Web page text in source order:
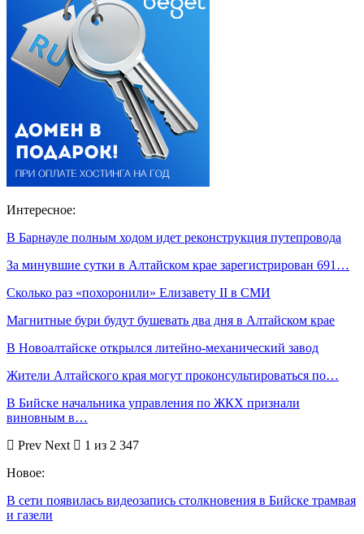
Интересное:
В Барнауле полным ходом идет реконструкция путепровода
За минувшие сутки в Алтайском крае зарегистрирован 691…
Сколько раз «похоронили» Елизавету II в СМИ
Магнитные бури будут бушевать два дня в Алтайском крае
В Новоалтайске открылся литейно-механический завод
Жители Алтайского края могут проконсультироваться по…
В Бийске начальника управления по ЖКХ признали
виновным в…
Prev Next
1 из 2 347
Новое:
В сети появилась видеозапись столкновения в Бийске трамвая
и газели